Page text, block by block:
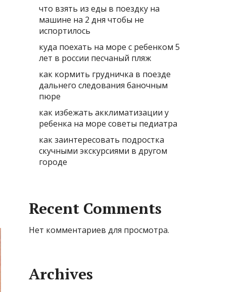
что взять из еды в поездку на
машине на 2 дня чтобы не
испортилось
куда поехать на море с ребенком 5
лет в россии песчаный пляж
как кормить грудничка в поезде
дальнего следования баночным
пюре
как избежать акклиматизации у
ребенка на море советы педиатра
как заинтересовать подростка
скучными экскурсиями в другом
городе
Recent Comments
Нет комментариев для просмотра.
Archives